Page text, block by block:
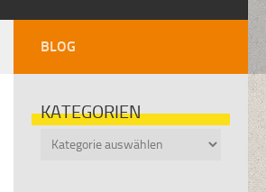
BLOG
KATEGORIEN
Kategorien